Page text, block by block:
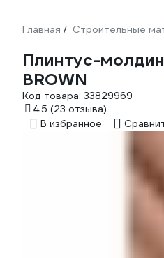
Главная / Строительные
Плинтус-
BROWN
Код товара: 33829969
4.5 (23 отзыва)
В избранное